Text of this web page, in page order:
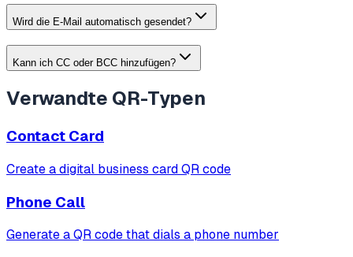
Wird die E-Mail automatisch gesendet?
Kann ich CC oder BCC hinzufügen?
Verwandte QR-Typen
Contact Card
Create a digital business card QR code
Phone Call
Generate a QR code that dials a phone number